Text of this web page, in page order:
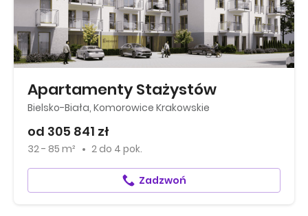
Apartamenty Stażystów
Bielsko-Biała, Komorowice Krakowskie
od 305 841 zł
32 - 85 m² 2 do 4 pok.
Zadzwoń